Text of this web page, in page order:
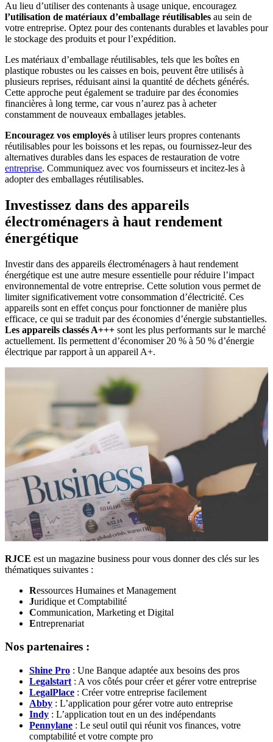
Au lieu d’utiliser des contenants à usage unique, encouragez
l’utilisation de matériaux d’emballage réutilisables au sein de
votre entreprise. Optez pour des contenants durables et lavables pour
le stockage des produits et pour l’expédition.
Les matériaux d’emballage réutilisables, tels que les boîtes en
plastique robustes ou les caisses en bois, peuvent être utilisés à
plusieurs reprises, réduisant ainsi la quantité de déchets générés.
Cette approche peut également se traduire par des économies
financières à long terme, car vous n’aurez pas à acheter
constamment de nouveaux emballages jetables.
Encouragez vos employés à utiliser leurs propres contenants
réutilisables pour les boissons et les repas, ou fournissez-leur des
alternatives durables dans les espaces de restauration de votre
entreprise. Communiquez avec vos fournisseurs et incitez-les à
adopter des emballages réutilisables.
Investissez dans des appareils
électroménagers à haut rendement
énergétique
Investir dans des appareils électroménagers à haut rendement
énergétique est une autre mesure essentielle pour réduire l’impact
environnemental de votre entreprise. Cette solution vous permet de
limiter significativement votre consommation d’électricité. Ces
appareils sont en effet conçus pour fonctionner de manière plus
efficace, ce qui se traduit par des économies d’énergie substantielles.
Les appareils classés A+++ sont les plus performants sur le marché
actuellement. Ils permettent d’économiser 20 % à 50 % d’énergie
électrique par rapport à un appareil A+.
RJCE est un magazine business pour vous donner des clés sur les
thématiques suivantes :
Ressources Humaines et Management
Juridique et Comptabilité
Communication, Marketing et Digital
Entreprenariat
Nos partenaires :
Shine Pro : Une Banque adaptée aux besoins des pros
Legalstart : A vos côtés pour créer et gérer votre entreprise
LegalPlace : Créer votre entreprise facilement
Abby : L’application pour gérer votre auto entreprise
Indy : L’application tout en un des indépendants
Pennylane : Le seul outil qui réunit vos finances, votre
comptabilité et votre compte pro